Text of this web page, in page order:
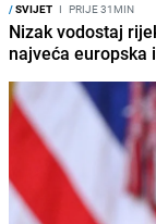
/SVIJET I PRIJE 31MIN
Nizak vodostaj
najveća europska